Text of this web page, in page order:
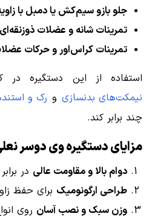
جلو بازو سیم‌کش یا دمبل با
تمرینات شانه و عضلات ذوزنقه‌ای
تمرینات کراس‌اور و حرکات
استفاده از این دستگیره در
نیمکت‌های بدنسازی و رک و
چند برابر کند.
مزایای دستگیره وی دوسر
دوام بالا و مقاومت عالی در
طراحی ارگونومیک برای حفظ
وزن سبک و نصب آسان روی